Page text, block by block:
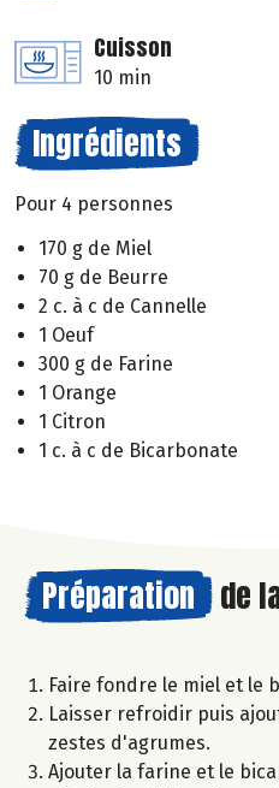
Cuisson
10 min
Ingrédients
Pour 4 personnes
170 g de Miel
70 g de Beurre
2 c. à c de Cannelle
1 Oeuf
300 g de Farine
1 Orange
1 Citron
1 c. à c de Bicarbonate
Préparation de
Faire fondre le miel et le
Laisser refroidir puis
zestes d'agrumes.
Ajouter la farine et le